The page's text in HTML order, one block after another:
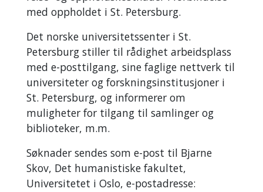
med oppholdet i St. Petersburg.
Det norske universitetssenter i St.
Petersburg stiller til rådighet arbeidsplass
med e-posttilgang, sine faglige nettverk til
universiteter og forskningsinstitusjoner i
St. Petersburg, og informerer om
muligheter for tilgang til samlinger og
biblioteker, m.m.
Søknader sendes som e-post til Bjarne
Skov, Det humanistiske fakultet,
Universitetet i Oslo, e-postadresse: